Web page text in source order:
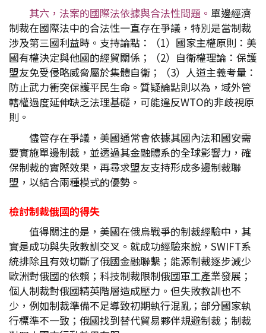
其六，法案的國際法依據與合法性問題。 單邊經濟
制裁在國際法中的合法性一直存在爭議，特別是當制裁
涉及第三國利益時。支持論點：（1）國家主權原則：美
國有權決定與他國的經貿關係；（2）自衛權理論：保護
盟友免受侵略威脅屬於集體自衛；（3）人道主義考量：
防止武力衝突保護平民生命。質疑論點則以為，域外管
轄權過度延伸缺乏法理基礎，可能違反WTO的非歧視原
則。
儘管存在爭議，美國通常會依據其國內法和國安需
要實施單邊制裁，並透過其金融體系的全球影響力，確
保制裁的實際效果，再尋求盟友支持形成多邊制裁聯
盟，以結合兩種模式的優勢。
檢討制裁俄國的得失
值得關注的是，美國在俄烏戰爭的制裁經驗中，其
實是成功與失敗教訓交叉。就成功經驗來說，SWIFT系
統排除且有效切斷了俄國金融聯繫；能源制裁逐步減少
歐洲對俄國的依賴；科技制裁限制俄國軍工產業發展；
個人制裁對俄國精英階層造成壓力。但失敗教訓也不
少，例如制裁準備不足導致初期執行混亂；部分國家執
行標準不一致；俄國找到替代貿易夥伴規避制裁；制裁